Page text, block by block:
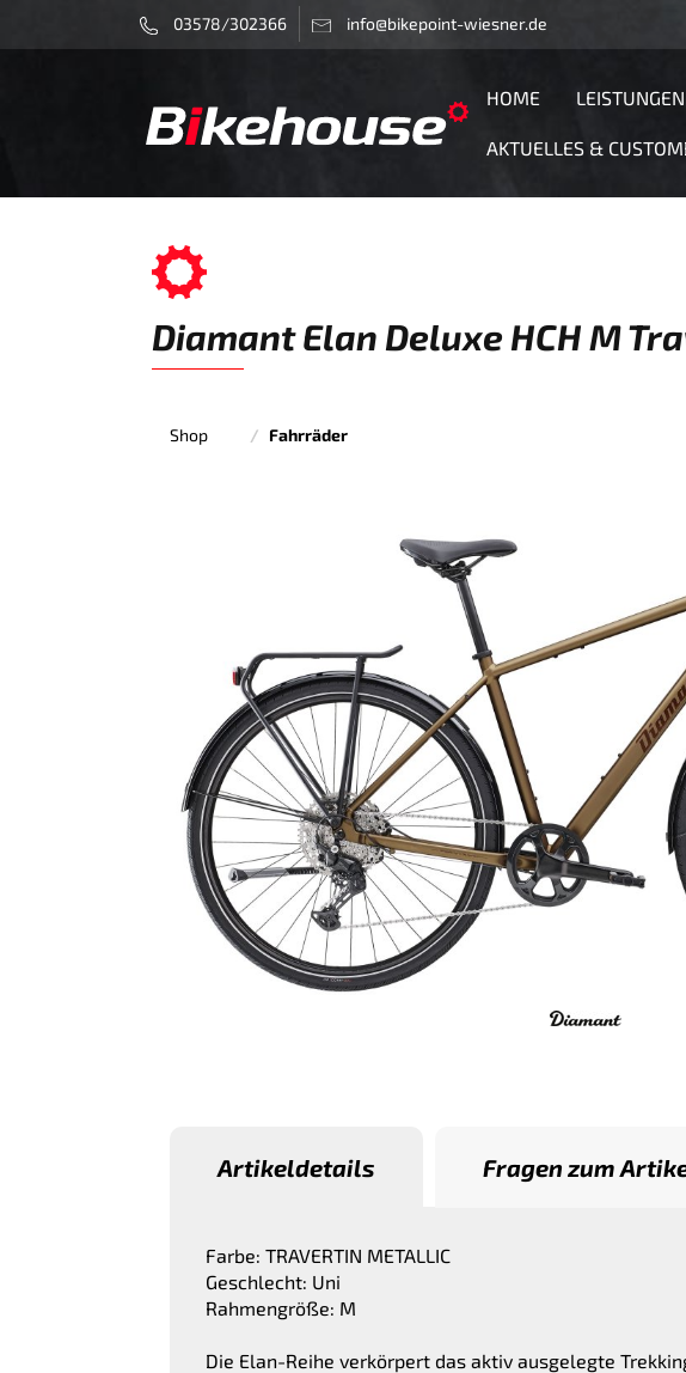
03578/302366 info@bikepoint-wiesner.de
HOME
AKTUELLES &
Diamant Elan Deluxe HCH M
Shop Fahrräder
Artikeldetails Fragen zum
Farbe: TRAVERTIN METALLIC
Geschlecht: Uni
Rahmengröße: M
Die Elan-Reihe verkörpert das aktiv ausgelegte